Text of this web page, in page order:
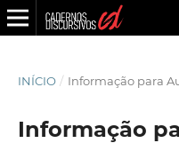
INÍCIO / Informação para
Informação